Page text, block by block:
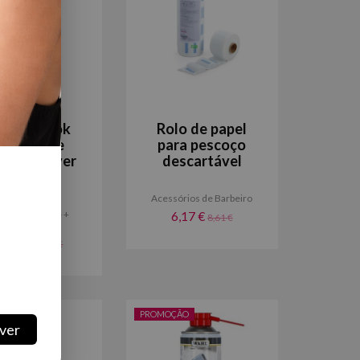
Cook
de
Shaver
de corte +
€ 46,80 €
Rolo de papel
para pescoço
descartável
Acessórios de Barbeiro
6,17 € 8,61 €
PROMOÇÃO